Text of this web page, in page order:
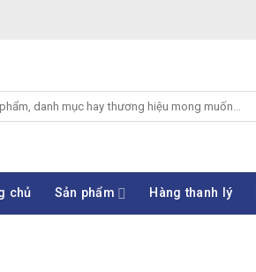
chủ Sản phẩm Hàng thanh lý